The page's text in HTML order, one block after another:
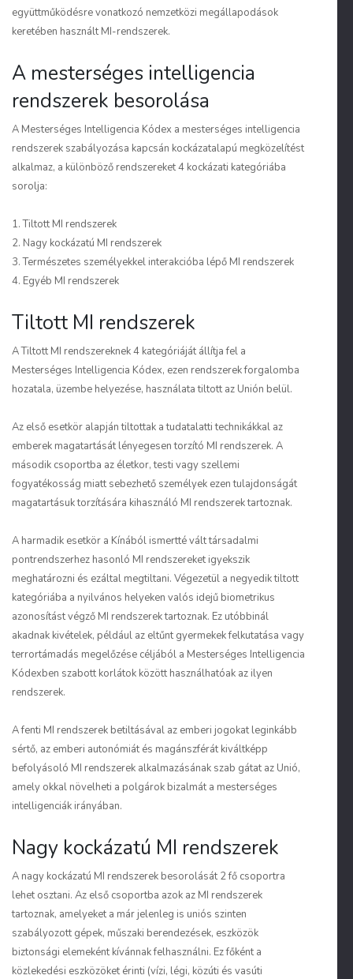
együttműködésre vonatkozó nemzetközi megállapodások
keretében használt MI-rendszerek.
A mesterséges intelligencia
rendszerek besorolása
A Mesterséges Intelligencia Kódex a mesterséges intelligencia
rendszerek szabályozása kapcsán kockázatalapú megközelítést
alkalmaz, a különböző rendszereket 4 kockázati kategóriába
sorolja:
1. Tiltott MI rendszerek
2. Nagy kockázatú MI rendszerek
3. Természetes személyekkel interakcióba lépő MI rendszerek
4. Egyéb MI rendszerek
Tiltott MI rendszerek
A Tiltott MI rendszereknek 4 kategóriáját állítja fel a
Mesterséges Intelligencia Kódex, ezen rendszerek forgalomba
hozatala, üzembe helyezése, használata tiltott az Unión belül.
Az első esetkör alapján tiltottak a tudatalatti technikákkal az
emberek magatartását lényegesen torzító MI rendszerek. A
második csoportba az életkor, testi vagy szellemi
fogyatékosság miatt sebezhető személyek ezen tulajdonságát
magatartásuk torzítására kihasználó MI rendszerek tartoznak.
A harmadik esetkör a Kínából ismertté vált társadalmi
pontrendszerhez hasonló MI rendszereket igyekszik
meghatározni és ezáltal megtiltani. Végezetül a negyedik tiltott
kategóriába a nyilvános helyeken valós idejű biometrikus
azonosítást végző MI rendszerek tartoznak. Ez utóbbinál
akadnak kivételek, például az eltűnt gyermekek felkutatása vagy
terrortámadás megelőzése céljából a Mesterséges Intelligencia
Kódexben szabott korlátok között használhatóak az ilyen
rendszerek.
A fenti MI rendszerek betiltásával az emberi jogokat leginkább
sértő, az emberi autonómiát és magánszférát kiváltképp
befolyásoló MI rendszerek alkalmazásának szab gátat az Unió,
amely okkal növelheti a polgárok bizalmát a mesterséges
intelligenciák irányában.
Nagy kockázatú MI rendszerek
A nagy kockázatú MI rendszerek besorolását 2 fő csoportra
lehet osztani. Az első csoportba azok az MI rendszerek
tartoznak, amelyeket a már jelenleg is uniós szinten
szabályozott gépek, műszaki berendezések, eszközök
biztonsági elemeként kívánnak felhasználni. Ez főként a
közlekedési eszközöket érinti (vízi, légi, közúti és vasúti